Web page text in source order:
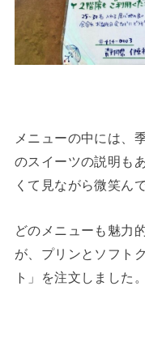
メニューの中には、
のスイーツの説明も
くて見ながら微笑ん
どのメニューも魅力
が、プリンとソフト
ト」を注文しました。